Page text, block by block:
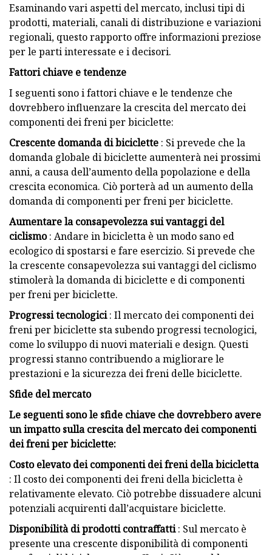
Esaminando vari aspetti del mercato, inclusi tipi di
prodotti, materiali, canali di distribuzione e variazioni
regionali, questo rapporto offre informazioni preziose
per le parti interessate e i decisori.
Fattori chiave e tendenze
I seguenti sono i fattori chiave e le tendenze che
dovrebbero influenzare la crescita del mercato dei
componenti dei freni per biciclette:
Crescente domanda di biciclette : Si prevede che la
domanda globale di biciclette aumenterà nei prossimi
anni, a causa dell’aumento della popolazione e della
crescita economica. Ciò porterà ad un aumento della
domanda di componenti per freni per biciclette.
Aumentare la consapevolezza sui vantaggi del
ciclismo: Andare in bicicletta è un modo sano ed
ecologico di spostarsi e fare esercizio. Si prevede che
la crescente consapevolezza sui vantaggi del ciclismo
stimolerà la domanda di biciclette e di componenti
per freni per biciclette.
Progressi tecnologici: Il mercato dei componenti dei
freni per biciclette sta subendo progressi tecnologici,
come lo sviluppo di nuovi materiali e design. Questi
progressi stanno contribuendo a migliorare le
prestazioni e la sicurezza dei freni delle biciclette.
Sfide del mercato
Le seguenti sono le sfide chiave che dovrebbero avere
un impatto sulla crescita del mercato dei componenti
dei freni per biciclette:
Costo elevato dei componenti dei freni della bicicletta
: Il costo dei componenti dei freni della bicicletta è
relativamente elevato. Ciò potrebbe dissuadere alcuni
potenziali acquirenti dall’acquistare biciclette.
Disponibilità di prodotti contraffatti: Sul mercato è
presente una crescente disponibilità di componenti